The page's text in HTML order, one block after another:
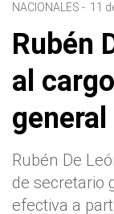
NACIONALES - 11
Rubén
al
general
Rubén De
de secretario
efectiva a